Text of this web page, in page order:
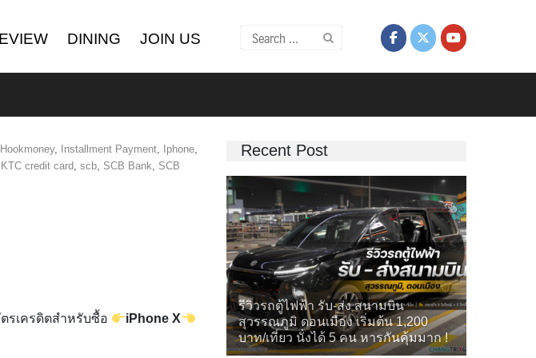
DINING JOIN US
Search
for:
Hookmoney, Installment Payment, Iphone,
KTC credit card, scb, SCB Bank, SCB
รเครดิตสำหรับซื้อ
iPhone X
Recent Post
รีวิวรถตู้ไฟฟ้า รับ-ส่ง สนามบิน
สุวรรณภูมิ ดอนเมือง เริ่มต้น 1,200
บาท/เที่ยว นั่งได้ 5 คน หารกันคุ้มมาก !